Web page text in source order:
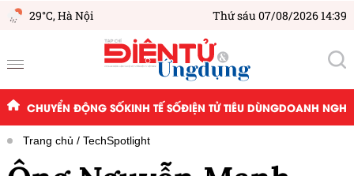
29°C,Hà Nội Thứ sáu 07/08/2026 14:39
CHUYỂN ĐỘNG SỐKINH TẾ SỐĐIỆN TỬ TIÊU DÙNGDOANH
Trang chủ TechSpotlight